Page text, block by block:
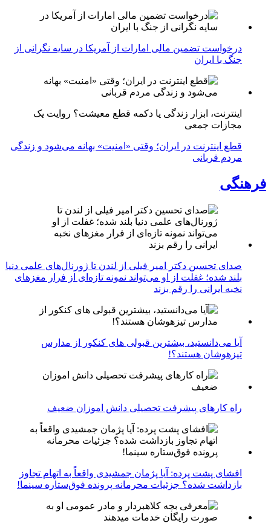
درخواست تضمین مالی امارات از آمریکا در سایه نگرانی از
جنگ با ایران
اینترنت، ابزار زندگی یا دکمه قطع معیشت؟ روایت یک
مجازات جمعی
قطع اینترنت در ایران؛ وقتی «امنیت» بهانه می‌شود و زندگی
مردم قربانی
فرهنگی
صدای تحسین دکتر امیر فیلی از لندن تا ژورنال‌های علمی دنیا
بلند شده؛ غفلت از او می‌تواند نمونه تازه‌ای از فرار مغزهای
نخبه ایرانی را رقم بزند
آیا می‌دانستید، بیشترین قبولی های کنکور از مدارس
تیزهوشان هستند؟!
راه کارهای پیشرفت تحصیلی دانش اموزان ضعیف
افشای پشت پرده: آیا پژمان جمشیدی واقعاً به اتهام تجاوز
بازداشت شده؟ جزئیات محرمانه پرونده فوق‌ستاره سینما!